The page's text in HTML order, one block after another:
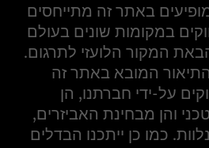
באתר זה מתייחסים
במקומות שונים בעולם
המקור הלועזי לתרגום.
התיאור המובא באתר זה
על-ידי חברתנו, הן
והן מבחינת האביזרים,
כמו כן ייתכנו הבדלים